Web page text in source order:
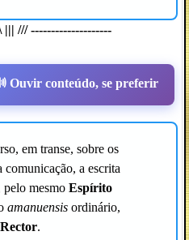
||| /// --------------------
Ouvir conteúdo, se preferir
em transe, sobre os
comunicação, a escrita
mesmo Espírito
amanuensis ordinário,
Rector.